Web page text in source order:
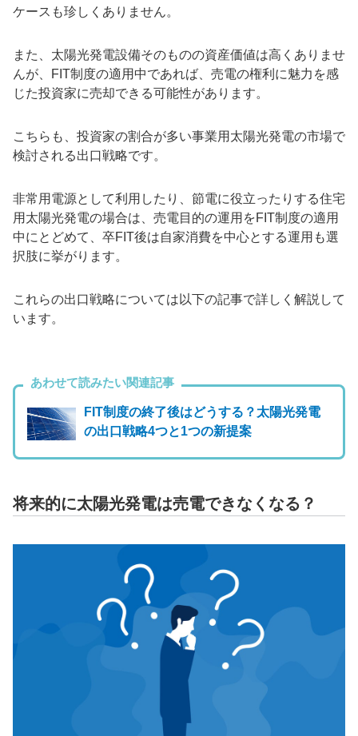
ケースも珍しくありません。
また、太陽光発電設備そのものの資産価値は高くありませ
んが、FIT制度の適用中であれば、売電の権利に魅力を感
じた投資家に売却できる可能性があります。
こちらも、投資家の割合が多い事業用太陽光発電の市場で
検討される出口戦略です。
非常用電源として利用したり、節電に役立ったりする住宅
用太陽光発電の場合は、売電目的の運用をFIT制度の適用
中にとどめて、卒FIT後は自家消費を中心とする運用も選
択肢に挙がります。
これらの出口戦略については以下の記事で詳しく解説して
います。
あわせて読みたい関連記事
FIT制度の終了後はどうする？太陽光発電
の出口戦略4つと1つの新提案
将来的に太陽光発電は売電できなくなる？